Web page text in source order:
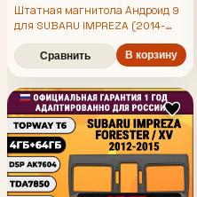
Штатная магнитола Андроид 9
для SUBARU IMPREZA (2014-
XV, рамка черная матовая,
4/64гб, DSP, 360 обзор,
беспроводной CarPlay и Android
Auto, GPS и ГЛОНАСС
Сравнить В корзину